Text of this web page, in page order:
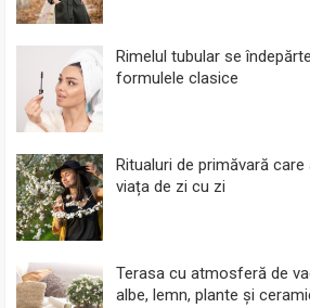
Rimelul tubular se
formulele clasice
Ritualuri de primăvară
viața de zi cu zi
Terasa cu atmosferă de
albe, lemn, plante și